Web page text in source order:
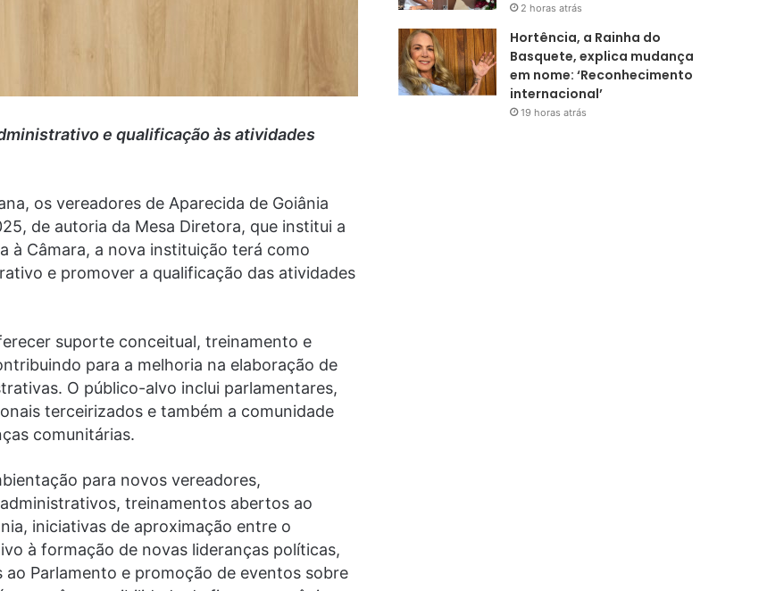
e qualificação às atividades
os vereadores de Aparecida de Goiânia
de autoria da Mesa Diretora, que institui a
à Câmara, a nova instituição terá como
e promover a qualificação das atividades
suporte conceitual, treinamento e
para a melhoria na elaboração de
O público-alvo inclui parlamentares,
terceirizados e também a comunidade
comunitárias.
para novos vereadores,
treinamentos abertos ao
iniciativas de aproximação entre o
à formação de novas lideranças políticas,
Parlamento e promoção de eventos sobre
2 horas atrás
Hortência, a Rainha do
Basquete, explica mudança
em nome: ‘Reconhecimento
internacional’
19 horas atrás